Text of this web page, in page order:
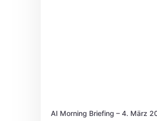
AI Morning Briefing – 4. März